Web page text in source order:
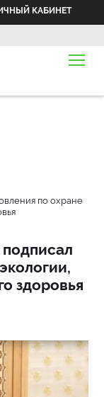
КАБИНЕТ
по охране
здоровья